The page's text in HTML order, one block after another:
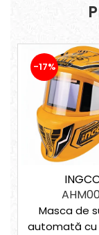
-17%
Masca de
automată cu